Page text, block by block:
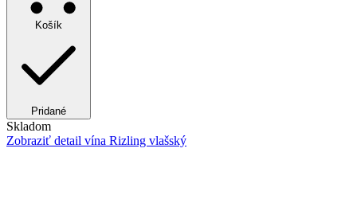
Košík
Pridané
Skladom
Zobraziť detail vína Rizling vlašský